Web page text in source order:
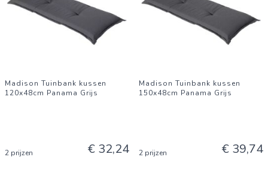
Madison Tuinbank kussen
120x48cm Panama Grijs
2 prijzen € 32,24
Madison Tuinbank kussen
150x48cm Panama Grijs
2 prijzen € 39,74